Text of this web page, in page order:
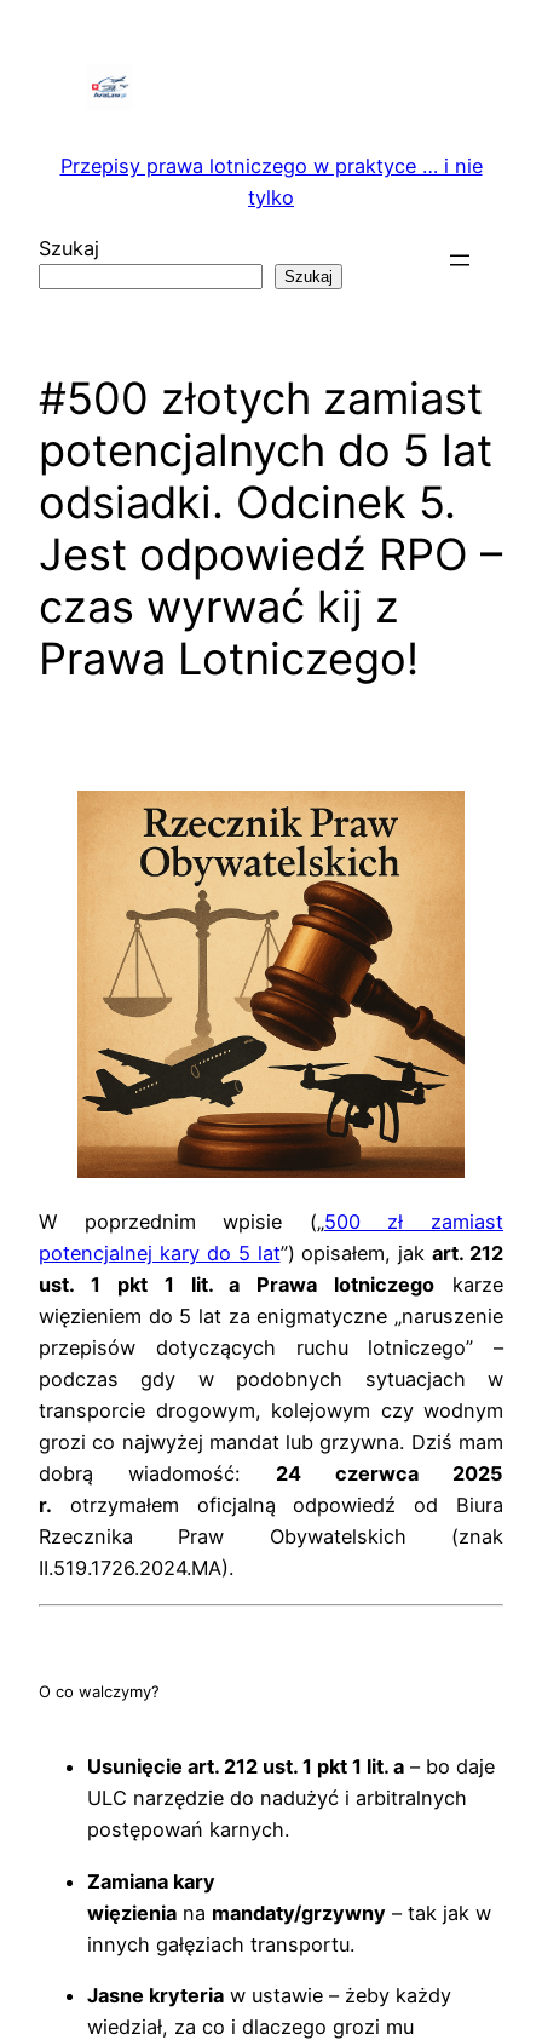
Przepisy prawa lotniczego w praktyce … i nie
tylko
Szukaj
Szukaj
#500 złotych zamiast
potencjalnych do 5 lat
odsiadki. Odcinek 5.
Jest odpowiedź RPO –
czas wyrwać kij z
Prawa Lotniczego!
W poprzednim wpisie („500 zł zamiast
potencjalnej kary do 5 lat”) opisałem, jakart. 212
ust. 1 pkt 1 lit. a Prawa lotniczego karze
więzieniem do 5 lat za enigmatyczne „naruszenie
przepisów dotyczących ruchu lotniczego” –
podczas gdy w podobnych sytuacjach w
transporcie drogowym, kolejowym czy wodnym
grozi co najwyżej mandat lub grzywna. Dziś mam
dobrą wiadomość: 24 czerwca 2025
r. otrzymałem oficjalną odpowiedź od Biura
Rzecznika Praw Obywatelskich (znak
II.519.1726.2024.MA).
O co walczymy?
Usunięcie art. 212 ust. 1 pkt 1 lit. a – bo daje
ULC narzędzie do nadużyć i arbitralnych
postępowań karnych.
Zamiana kary
więzienia na mandaty/grzywny – tak jak w
innych gałęziach transportu.
Jasne kryteria w ustawie – żeby każdy
wiedział, za co i dlaczego grozi mu